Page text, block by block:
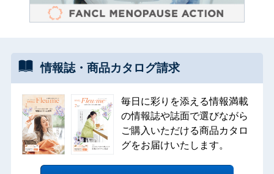
情報誌・ 商品カタログ請求
毎日に彩りを添える情報満載
の情報誌や誌面で選びながら
ご購入いただける商品カタロ
グをお届けいたします。